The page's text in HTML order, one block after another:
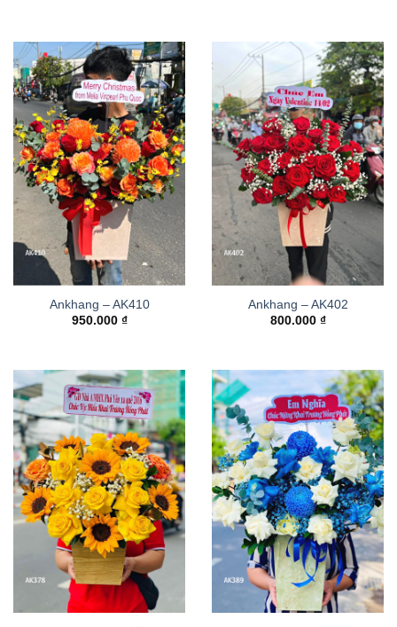
Ankhang – AK410
950.000 ₫
Ankhang – AK402
800.000 ₫